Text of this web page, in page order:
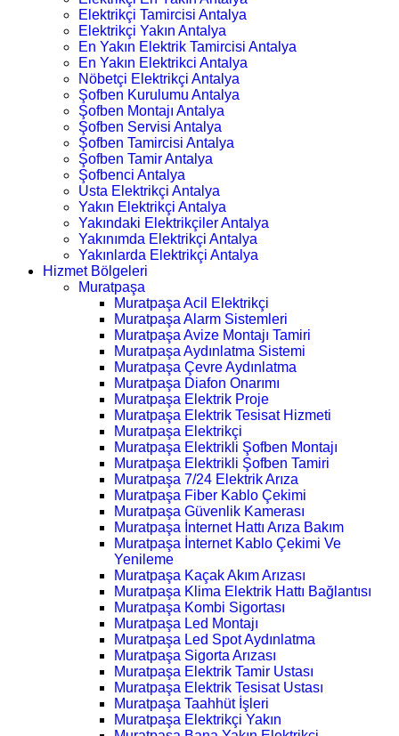
Elektrikçi Tamircisi Antalya
Elektrikçi Yakın Antalya
En Yakın Elektrik Tamircisi Antalya
En Yakın Elektrikci Antalya
Nöbetçi Elektrikçi Antalya
Şofben Kurulumu Antalya
Şofben Montajı Antalya
Şofben Servisi Antalya
Şofben Tamircisi Antalya
Şofben Tamir Antalya
Şofbenci Antalya
Usta Elektrikçi Antalya
Yakın Elektrikçi Antalya
Yakındaki Elektrikçiler Antalya
Yakınımda Elektrikçi Antalya
Yakınlarda Elektrikçi Antalya
Hizmet Bölgeleri
Muratpaşa
Muratpaşa Acil Elektrikçi
Muratpaşa Alarm Sistemleri
Muratpaşa Avize Montajı Tamiri
Muratpaşa Aydınlatma Sistemi
Muratpaşa Çevre Aydınlatma
Muratpaşa Diafon Onarımı
Muratpaşa Elektrik Proje
Muratpaşa Elektrik Tesisat Hizmeti
Muratpaşa Elektrikçi
Muratpaşa Elektrikli Şofben Montajı
Muratpaşa Elektrikli Şofben Tamiri
Muratpaşa 7/24 Elektrik Arıza
Muratpaşa Fiber Kablo Çekimi
Muratpaşa Güvenlik Kamerası
Muratpaşa İnternet Hattı Arıza Bakım
Muratpaşa İnternet Kablo Çekimi Ve
Yenileme
Muratpaşa Kaçak Akım Arızası
Muratpaşa Klima Elektrik Hattı Bağlantısı
Muratpaşa Kombi Sigortası
Muratpaşa Led Montajı
Muratpaşa Led Spot Aydınlatma
Muratpaşa Sigorta Arızası
Muratpaşa Elektrik Tamir Ustası
Muratpaşa Elektrik Tesisat Ustası
Muratpaşa Taahhüt İşleri
Muratpaşa Elektrikçi Yakın